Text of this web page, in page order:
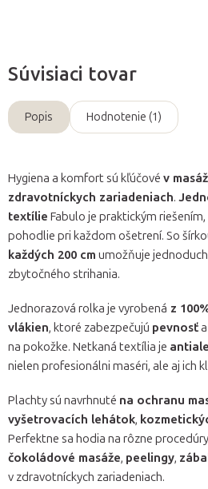
Súvisiaci tovar
Popis Hodnotenie (1)
Hygiena a komfort sú kľúčové v
zdravotníckych zariadeniach.
textílie Fabulo je praktickým
pohodlie pri každom ošetrení. So
každých 200 cm umožňuje
zbytočného strihania.
Jednorazová rolka je vyrobená z
vlákien, ktoré zabezpečujú pevnosť
na pokožke. Netkaná textília je
nielen profesionálni maséri, ale aj ich
Plachty sú navrhnuté na ochranu
vyšetrovacích lehátok,
Perfektne sa hodia na rôzne
čokoládové masáže, peelingy,
v zdravotníckych zariadeniach.